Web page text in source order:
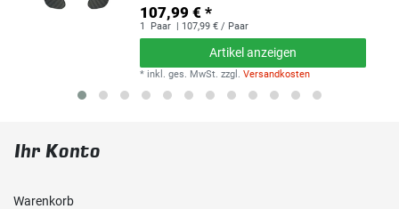
107,99 € *
1 Paar | 107,99 € / Paar
Artikel anzeigen
* inkl. ges. MwSt. zzgl.Versandkosten
Ihr Konto
Warenkorb